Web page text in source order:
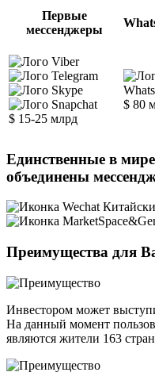
Первые
мессенджеры
$ 15-25 млрд
$ 80
Единственные в
объединены
Преимущества для
Инвестором может
На данный момент
являются жители 163